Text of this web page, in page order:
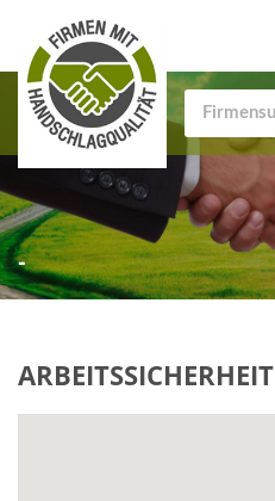
-
ARBEITSSICHERHEIT